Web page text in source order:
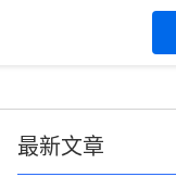
最新文章